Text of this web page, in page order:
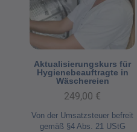
Aktualisierungskurs für
Hygienebeauftragte in
Wäschereien
249,00 €
Von der Umsatzsteuer befreit
gemäß §4 Abs. 21 UStG